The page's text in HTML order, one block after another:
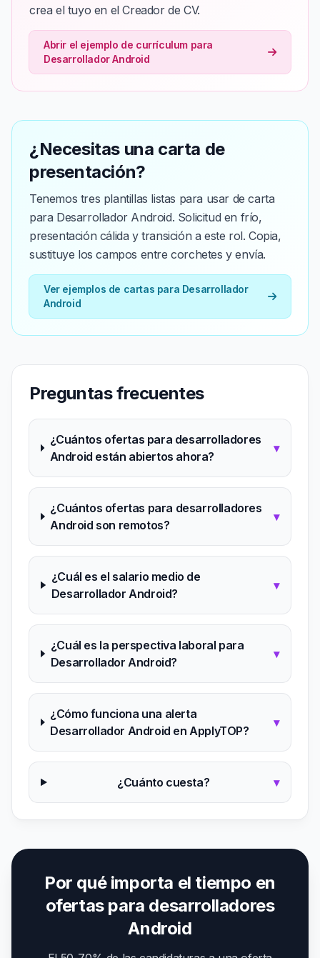
crea el tuyo en el Creador de CV.
Abrir el ejemplo de currículum para
Desarrollador Android
¿Necesitas una carta de
presentación?
Tenemos tres plantillas listas para usar de carta
para Desarrollador Android. Solicitud en frío,
presentación cálida y transición a este rol. Copia,
sustituye los campos entre corchetes y envía.
Ver ejemplos de cartas para Desarrollador
Android
Preguntas frecuentes
¿Cuántos ofertas para desarrolladores
Android están abiertos ahora?
▾
¿Cuántos ofertas para desarrolladores
Android son remotos?
▾
¿Cuál es el salario medio de
Desarrollador Android?
▾
¿Cuál es la perspectiva laboral para
Desarrollador Android?
▾
¿Cómo funciona una alerta
Desarrollador Android en ApplyTOP?
▾
¿Cuánto cuesta? ▾
Por qué importa el tiempo en
ofertas para desarrolladores
Android